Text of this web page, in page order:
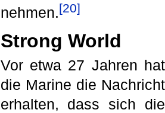
nehmen.[20]
Strong World
Vor etwa 27 Jahren hat
die Marine die Nachricht
erhalten, dass sich die